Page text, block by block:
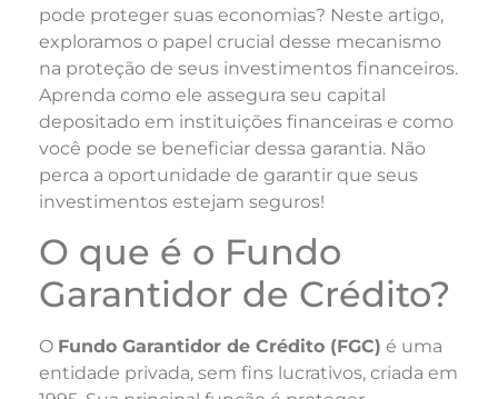
pode proteger suas economias? Neste artigo,
exploramos o papel crucial desse mecanismo
na proteção de seus investimentos financeiros.
Aprenda como ele assegura seu capital
depositado em instituições financeiras e como
você pode se beneficiar dessa garantia. Não
perca a oportunidade de garantir que seus
investimentos estejam seguros!
O que é o Fundo
Garantidor de Crédito?
O Fundo Garantidor de Crédito (FGC) é uma
entidade privada, sem fins lucrativos, criada em